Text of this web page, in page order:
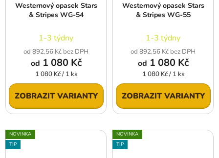
Westernový opasek Stars
& Stripes WG-54
1-3 týdny
od 892,56 Kč bez DPH
od 1 080 Kč
Měrná
cena:
1 080 Kč / 1 ks
ZOBRAZIT VARIANTY
Westernový opasek Stars
& Stripes WG-55
1-3 týdny
od 892,56 Kč bez DPH
od 1 080 Kč
Měrná
cena:
1 080 Kč / 1 ks
ZOBRAZIT VARIANTY
NOVINKA
TIP
NOVINKA
TIP